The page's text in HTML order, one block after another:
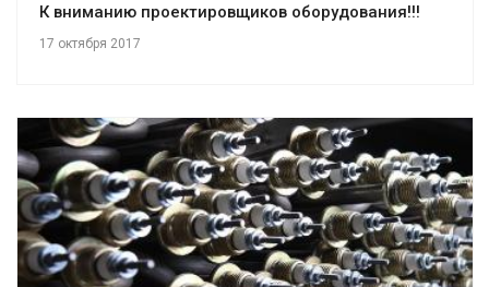
К вниманию проектировщиков оборудования!!!
17 октября 2017